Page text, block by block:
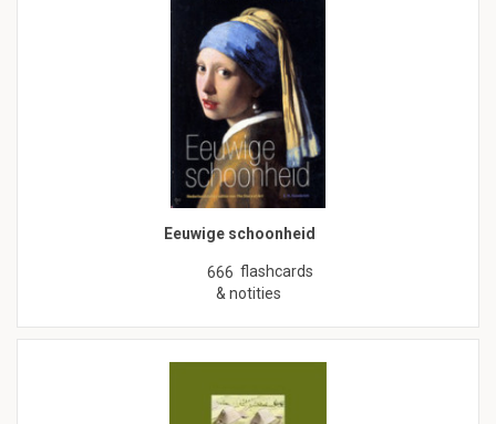
Eeuwige schoonheid
666 flashcards
& notities